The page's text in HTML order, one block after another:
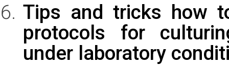
Tips and tricks how
protocols for
under laboratory